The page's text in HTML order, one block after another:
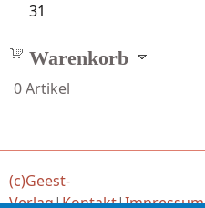
31
Warenkorb
0Artikel
(c)Geest-
Verlag|Kontakt|Impressum